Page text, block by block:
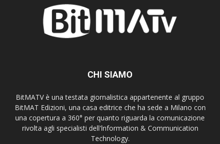
CHI SIAMO
BitMATV è una testata giornalistica appartenente al gruppo
BitMAT Edizioni, una casa editrice che ha sede a Milano con
una copertura a 360° per quanto riguarda la comunicazione
rivolta agli specialisti dell'lnformation & Communication
Technology.